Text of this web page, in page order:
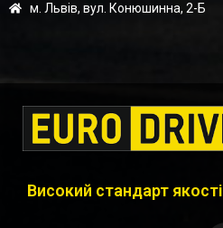
м. Львів, вул. Конюшинна, 2-Б
Високий стандарт якості